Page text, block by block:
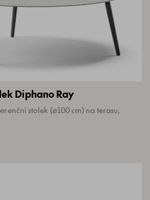
Diphano Ray
stolek (⌀100 cm) na terasu,